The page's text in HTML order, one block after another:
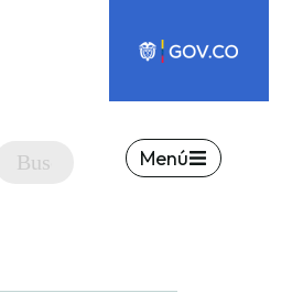
Menú